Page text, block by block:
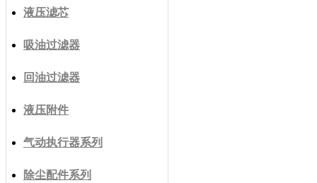
液压滤芯
吸油过滤器
回油过滤器
液压附件
气动执行器系列
除尘配件系列